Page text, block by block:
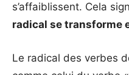
s’affaiblissent. Cela
radical se transforme
Le radical des verbes